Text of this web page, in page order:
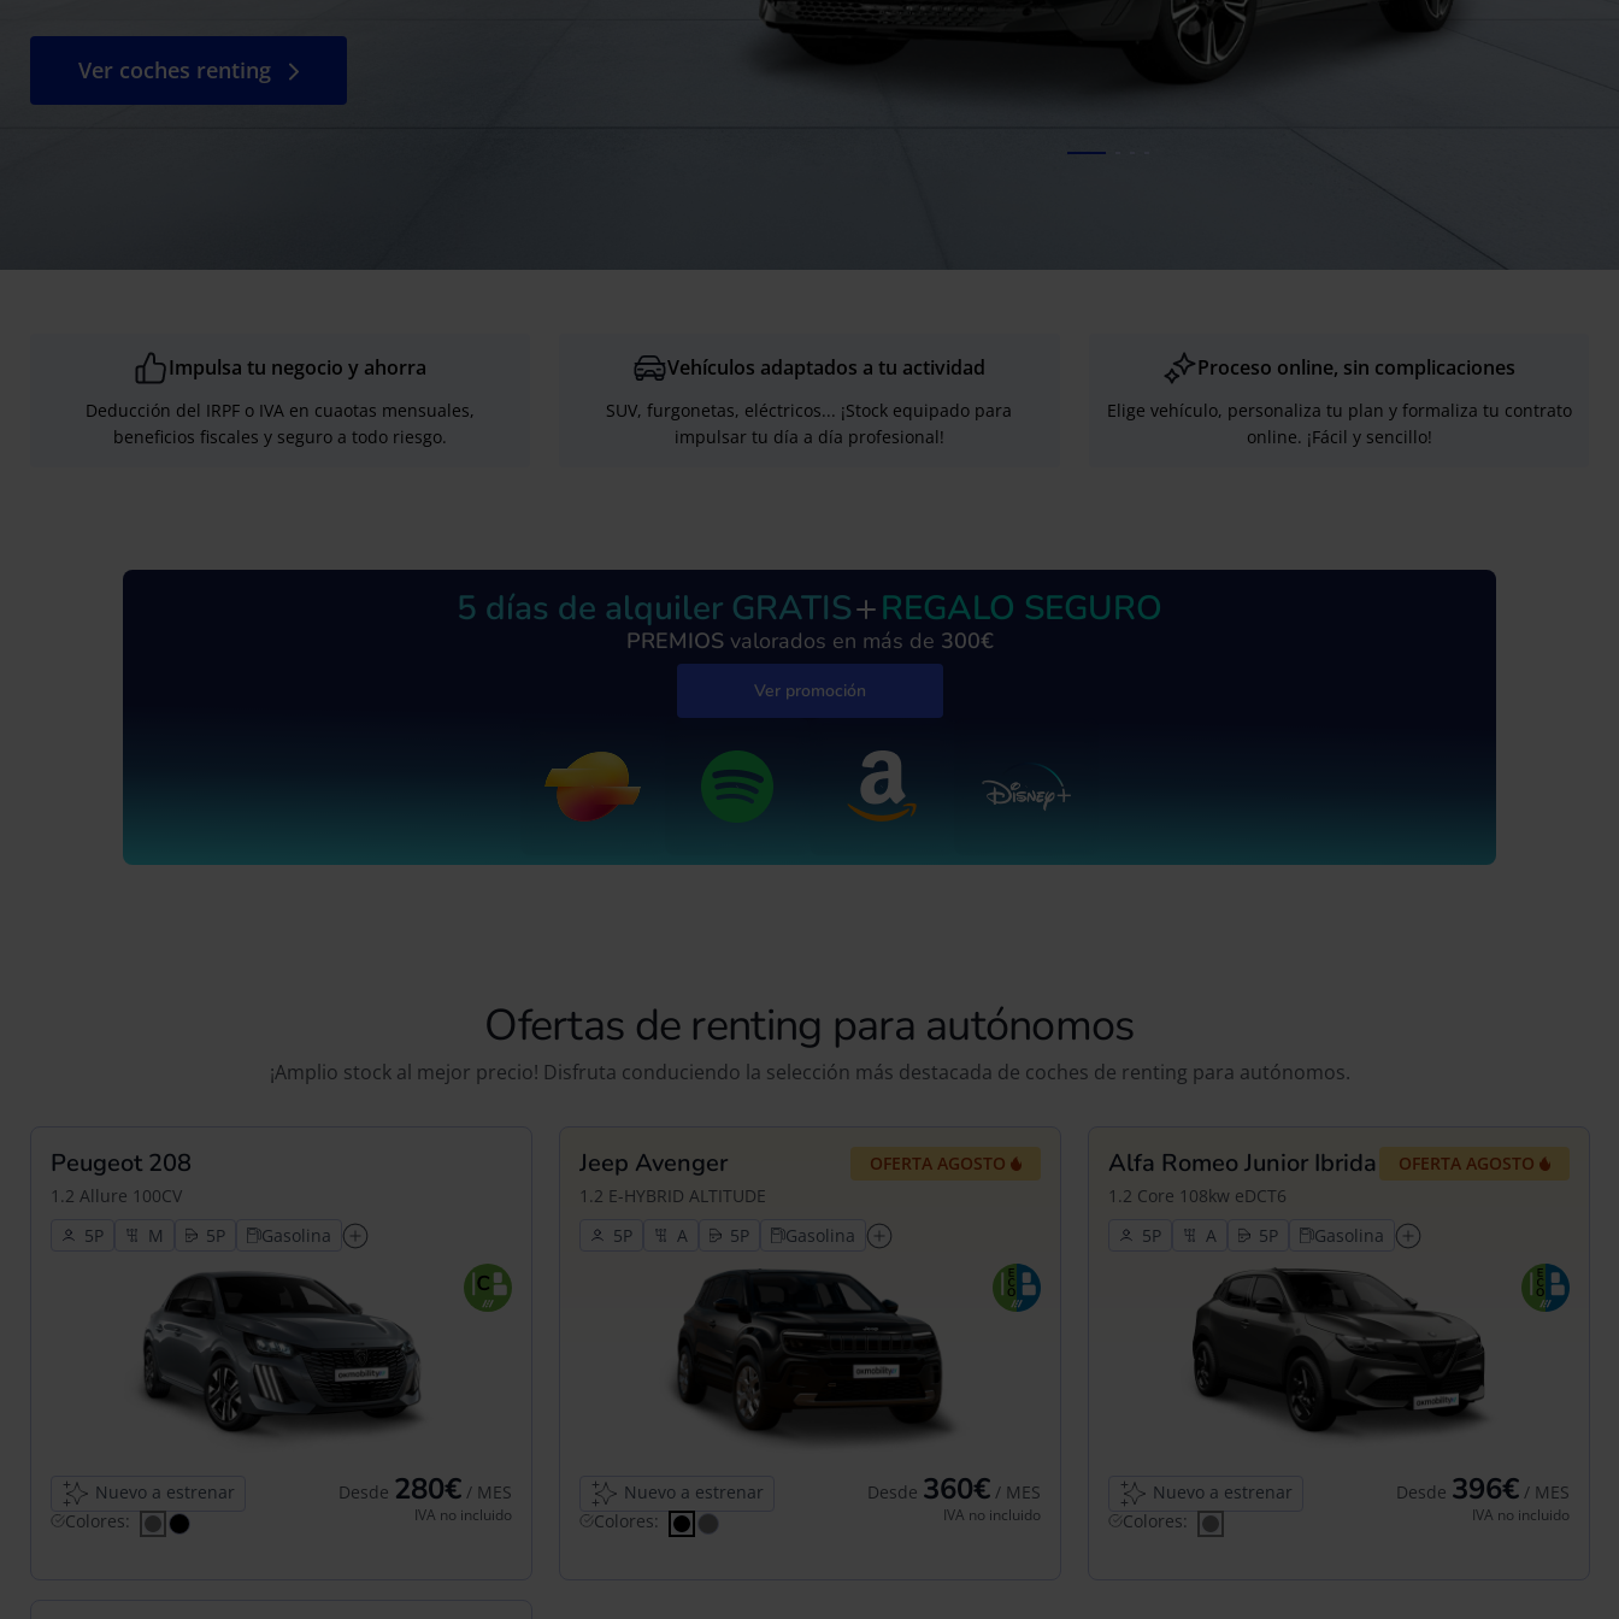
Ver coches renting
Impulsa tu negocio y ahorra
Deducción del IRPF o IVA en cuaotas mensuales,
beneficios fiscales y seguro a todo riesgo.
Vehículos adaptados a tu actividad
SUV, furgonetas, eléctricos... ¡Stock equipado para
impulsar tu día a día profesional!
Proceso online, sin complicaciones
Elige vehículo, personaliza tu plan y formaliza tu contrato
online. ¡Fácil y sencillo!
5 días de alquiler GRATIS REGALO SEGURO
PREMIOSvalorados en más de 300€
Ver promoción
Ofertas de renting para autónomos
¡Amplio stock al mejor precio! Disfruta conduciendo la selección más destacada de coches de renting para autónomos.
Peugeot 208
1.2 Allure 100CV
5
5 Gasolina
Nuevo a estrenar
Colores:
Desde 280€ / MES
IVA no incluido
Jeep Avenger
OFERTA AGOSTO
1.2 E-HYBRID ALTITUDE
5
5 Gasolina
Nuevo a estrenar
Colores:
Desde 360€ / MES
IVA no incluido
Alfa Romeo Junior Ibrida
OFERTA AGOSTO
1.2 Core 108kw eDCT6
5
5 Gasolina
Nuevo a estrenar
Colores:
Desde 396€ / MES
IVA no incluido